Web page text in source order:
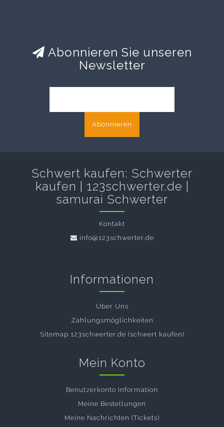
Abonnieren Sie unseren
Newsletter
Abonnieren
Schwert kaufen: Schwerter
kaufen | 123schwerter.de |
samurai Schwerter
Kontakt
info@123schwerter.de
Informationen
Uber Uns
Zahlungsmöglichkeiten
Sitemap 123schwerter.de (schwert kaufen)
Mein Konto
Benutzerkonto Information
Meine Bestellungen
Meine Nachrichten (Tickets)